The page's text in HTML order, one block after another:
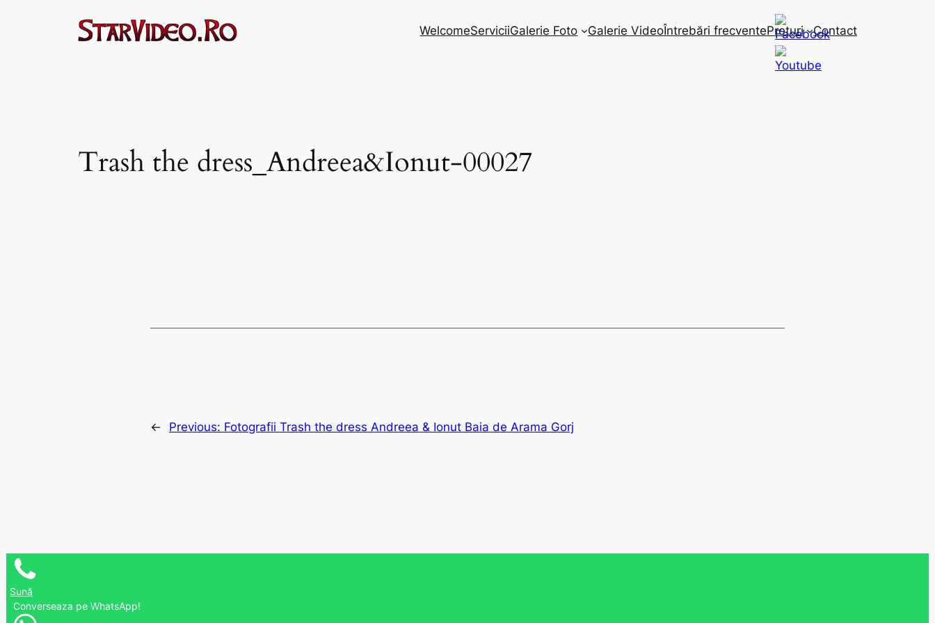
WelcomeServiciiGalerie Foto Galerie VideoÎntrebări frecventePreturi Contact
Trash the dress_Andreea&Ionut-00027
← Previous: Fotografii Trash the dress Andreea & Ionut Baia de Arama Gorj
Sună
Converseaza pe WhatsApp!